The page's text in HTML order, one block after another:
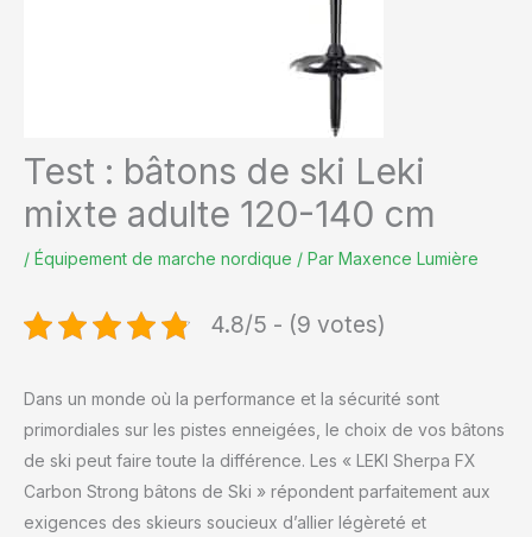
Test : bâtons de ski Leki
mixte adulte 120-140 cm
/ Équipement de marche nordique / Par Maxence Lumière
4.8/5 - (9 votes)
Dans un monde où la performance et la sécurité sont
primordiales sur les pistes enneigées, le choix de vos bâtons
de ski peut faire toute la différence. Les « LEKI Sherpa FX
Carbon Strong bâtons de Ski » répondent parfaitement aux
exigences des skieurs soucieux d’allier légèreté et